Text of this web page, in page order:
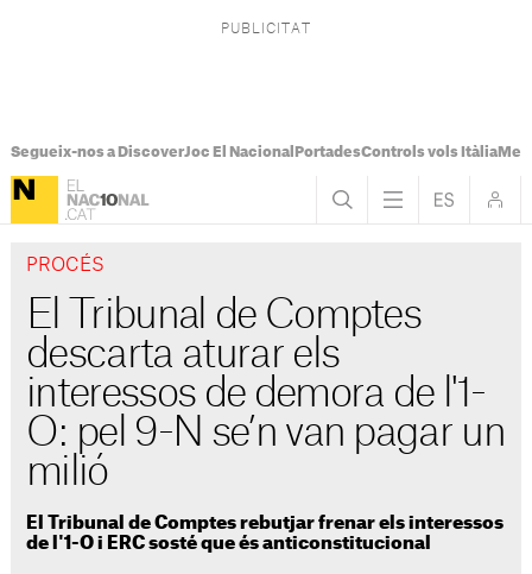
Segueix-nos a DiscoverJoc El Nacional PortadesControls vols Itàlia
PROCÉS
El Tribunal de Comptes
descarta aturar els
interessos de demora de l'1-
O: pel 9-N se’n van pagar un
milió
El Tribunal de Comptes rebutjar frenar els interessos
de l'1-O i ERC sosté que és anticonstitucional